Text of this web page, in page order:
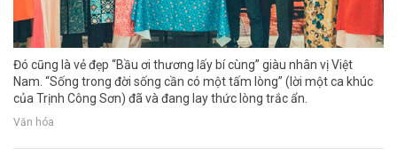
Đó cũng là vẻ đẹp “Bầu ơi thương lấy bí cùng” giàu nhân vị Việt
Nam. “Sống trong đời sống cần có một tấm lòng” (lời một ca khúc
của Trịnh Công Sơn) đã và đang lay thức lòng trắc ẩn.
Văn hóa